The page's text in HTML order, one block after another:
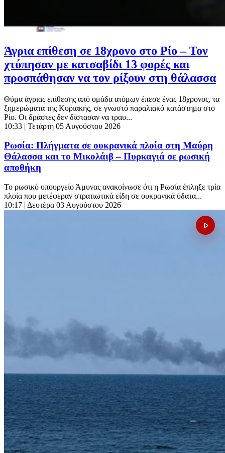
Άγρια επίθεση σε 18χρονο στο Ρίο – Τον
χτύπησαν με κατσαβίδι 13 φορές και
προσπάθησαν να τον ρίξουν στη θάλασσα
Θύμα άγριας επίθεσης από ομάδα ατόμων έπεσε ένας 18χρονος, τα
ξημερώματα της Κυριακής, σε γνωστό παραλιακό κατάστημα στο
Ρίο. Οι δράστες δεν δίστασαν να τραυ...
10:33 | Τετάρτη 05 Αυγούστου 2026
Ρωσία: Πλήγματα σε ουκρανικά πλοία στη Μαύρη
Θάλασσα και το Μικολάιβ – Πυρκαγιά σε ρωσική
αποθήκη
Το ρωσικό υπουργείο Άμυνας ανακοίνωσε ότι η Ρωσία έπληξε τρία
πλοία που μετέφεραν στρατιωτικά είδη σε ουκρανικά ύδατα...
10:17 | Δευτέρα 03 Αυγούστου 2026